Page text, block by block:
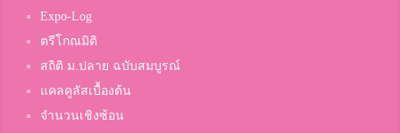
Expo-Log
ตรีโกณมิติ
สถิติ ม.ปลาย ฉบับสมบูรณ์
แคลคูลัสเบื้องต้น
จำนวนเชิงซ้อน